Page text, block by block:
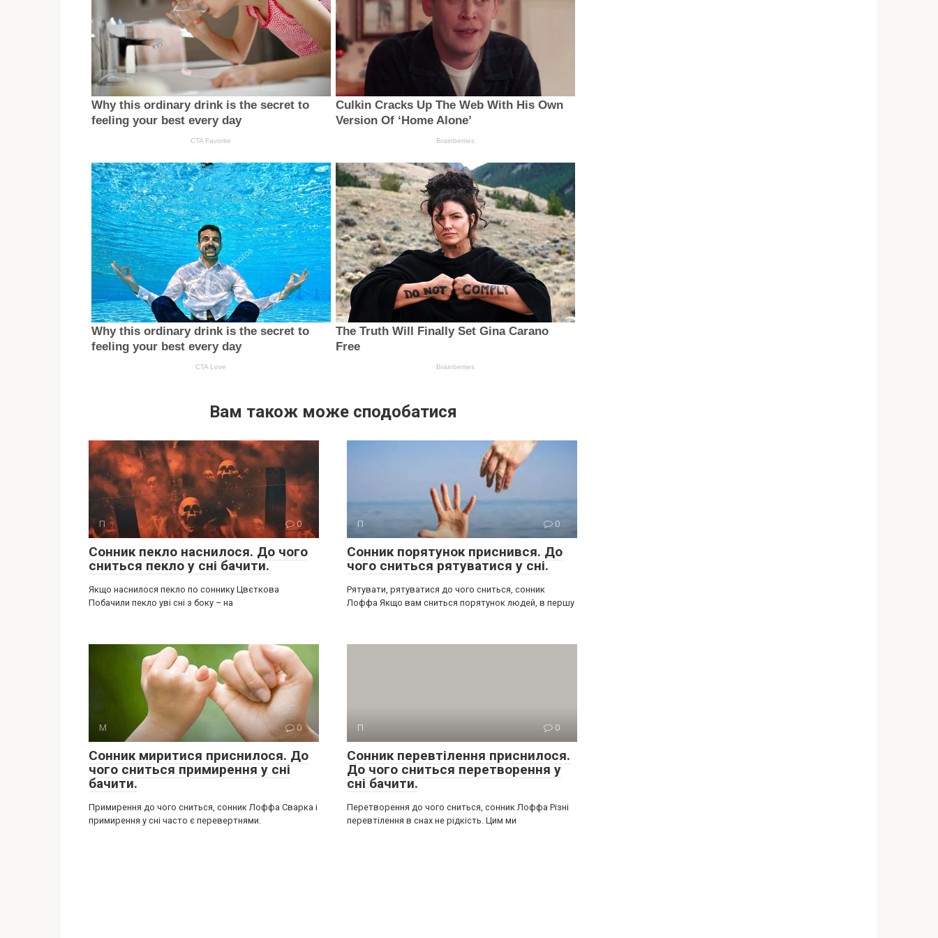
Вам також може сподобатися
П 0
Сонник пекло наснилося. До чого
сниться пекло у сні бачити.
Якщо наснилося пекло по соннику Цвєткова
Побачили пекло уві сні з боку – на
П 0
Сонник порятунок приснився. До
чого сниться рятуватися у сні.
Рятувати, рятуватися до чого сниться, сонник
Лоффа Якщо вам сниться порятунок людей, в першу
М 0
Сонник миритися приснилося. До
чого сниться примирення у сні
бачити.
Примирення до чого сниться, сонник Лоффа Сварка і
примирення у сні часто є перевертнями.
П 0
Сонник перевтілення приснилося.
До чого сниться перетворення у
сні бачити.
Перетворення до чого сниться, сонник Лоффа Різні
перевтілення в снах не рідкість. Цим ми